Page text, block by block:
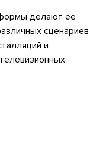
делают ее
сценариев
и